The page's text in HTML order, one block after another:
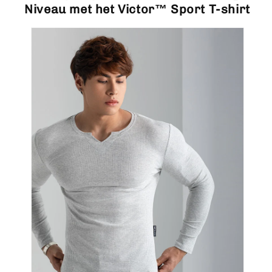
mouwen
mouwen
Niveau met het Victor™ Sport T-shirt